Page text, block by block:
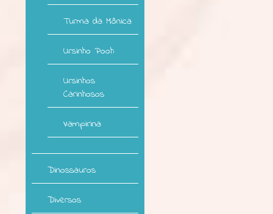
Turma da Mônica
Ursinho Pooh
Ursinhos
Carinhosos
Vampirina
Dinossauros
Diversos